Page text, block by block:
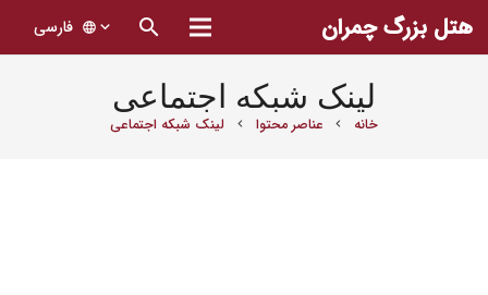
هتل بزرگ چمران search
language فارسی
لینک شبکه اجتماعی
خانه chevron_right عناصر محتوا chevron_right لینک شبکه اجتماعی